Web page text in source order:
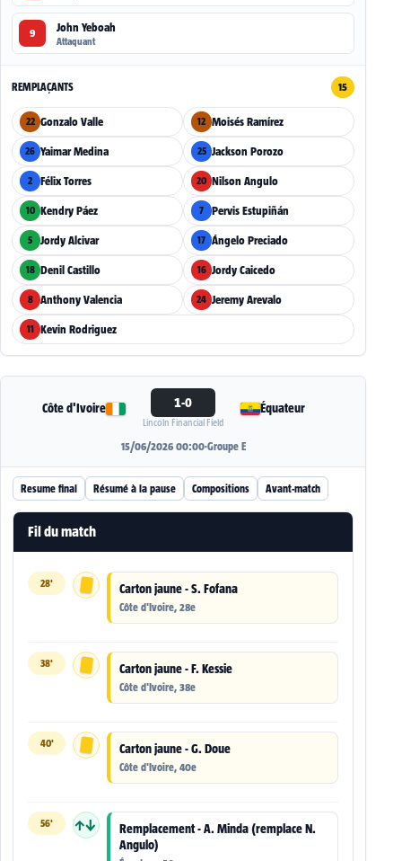
9 John Yeboah
Attaquant
REMPLAÇANTS 15
22 Gonzalo Valle 12 Moisés Ramírez
26 Yaimar Medina 25 Jackson Porozo
2 Félix Torres 20 Nilson Angulo
10 Kendry Páez 7 Pervis Estupiñán
5 Jordy Alcivar 17 Ángelo Preciado
18 Denil Castillo 16 Jordy Caicedo
8 Anthony Valencia 24 Jeremy Arevalo
11 Kevin Rodriguez
Côte d'Ivoire 1-0
Lincoln Financial Field
Équateur
15/06/2026 00:00·Groupe E
Resume final Résumé à la pause Compositions Avant-match
Fil du match
28' Carton jaune - S. Fofana
Côte d'Ivoire, 28e
38' Carton jaune - F. Kessie
Côte d'Ivoire, 38e
40' Carton jaune - G. Doue
Côte d'Ivoire, 40e
56' ↑↓
Remplacement - A. Minda (remplace N.
Angulo)